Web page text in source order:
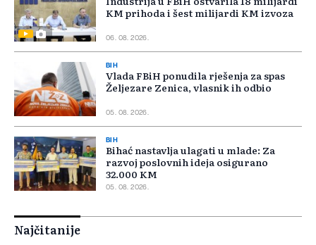
KM prihoda i šest milijardi KM izvoza
06. 08. 2026.
BIH
Vlada FBiH ponudila rješenja za spas
Željezare Zenica, vlasnik ih odbio
05. 08. 2026.
BIH
Bihać nastavlja ulagati u mlade: Za
razvoj poslovnih ideja osigurano
32.000 KM
05. 08. 2026.
Najčitanije